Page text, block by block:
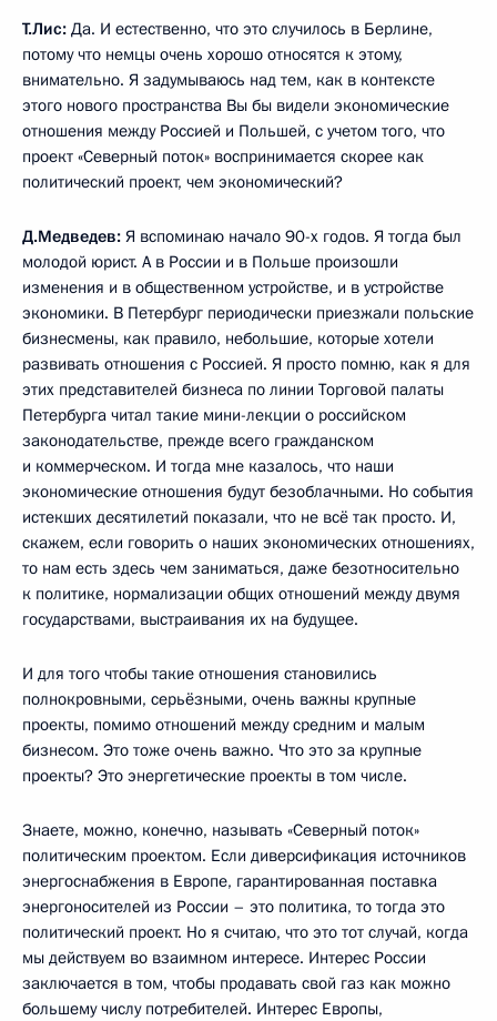
Т.Лис: Да. И естественно, что это случилось в Берлине,
потому что немцы очень хорошо относятся к этому,
внимательно. Я задумываюсь над тем, как в контексте
этого нового пространства Вы бы видели экономические
отношения между Россией и Польшей, с учетом того, что
проект «Северный поток» воспринимается скорее как
политический проект, чем экономический?
Д.Медведев: Я вспоминаю начало 90-х годов. Я тогда был
молодой юрист. А в России и в Польше произошли
изменения и в общественном устройстве, и в устройстве
экономики. В Петербург периодически приезжали польские
бизнесмены, как правило, небольшие, которые хотели
развивать отношения с Россией. Я просто помню, как я для
этих представителей бизнеса по линии Торговой палаты
Петербурга читал такие мини-лекции о российском
законодательстве, прежде всего гражданском
и коммерческом. И тогда мне казалось, что наши
экономические отношения будут безоблачными. Но события
истекших десятилетий показали, что не всё так просто. И,
скажем, если говорить о наших экономических отношениях,
то нам есть здесь чем заниматься, даже безотносительно
к политике, нормализации общих отношений между двумя
государствами, выстраивания их на будущее.
И для того чтобы такие отношения становились
полнокровными, серьёзными, очень важны крупные
проекты, помимо отношений между средним и малым
бизнесом. Это тоже очень важно. Что это за крупные
проекты? Это энергетические проекты в том числе.
Знаете, можно, конечно, называть «Северный поток»
политическим проектом. Если диверсификация источников
энергоснабжения в Европе, гарантированная поставка
энергоносителей из России – это политика, то тогда это
политический проект. Но я считаю, что это тот случай, когда
мы действуем во взаимном интересе. Интерес России
заключается в том, чтобы продавать свой газ как можно
большему числу потребителей. Интерес Европы,